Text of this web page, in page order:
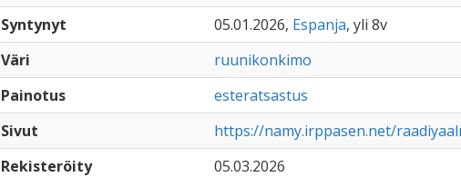
Syntynyt
05.01.2026, Espanja, yli 8v
Väri
ruunikonkimo
Painotus
esteratsastus
Sivut
https://namy.irppasen.net/
Rekisteröity
05.03.2026